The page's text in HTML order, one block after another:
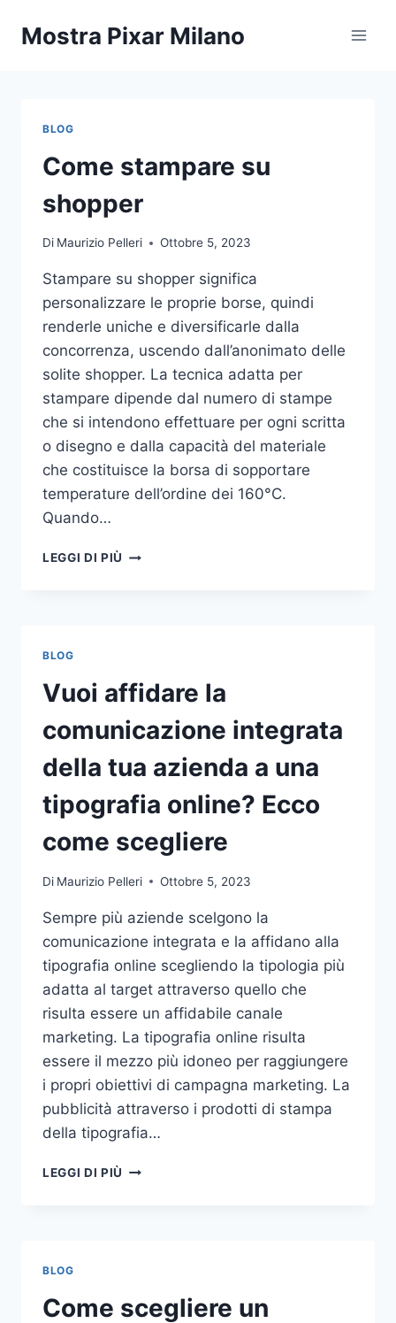
Mostra Pixar Milano
BLOG
Come stampare su
shopper
Di Maurizio Pelleri Ottobre 5, 2023
Stampare su shopper significa
personalizzare le proprie borse, quindi
renderle uniche e diversificarle dalla
concorrenza, uscendo dall’anonimato delle
solite shopper. La tecnica adatta per
stampare dipende dal numero di stampe
che si intendono effettuare per ogni scritta
o disegno e dalla capacità del materiale
che costituisce la borsa di sopportare
temperature dell’ordine dei 160°C.
Quando…
LEGGI DI PIÙ COME
BLOG
Vuoi affidare la
comunicazione integrata
della tua azienda a una
tipografia online? Ecco
come scegliere
Di Maurizio Pelleri Ottobre 5, 2023
Sempre più aziende scelgono la
comunicazione integrata e la affidano alla
tipografia online scegliendo la tipologia più
adatta al target attraverso quello che
risulta essere un affidabile canale
marketing. La tipografia online risulta
essere il mezzo più idoneo per raggiungere
i propri obiettivi di campagna marketing. La
pubblicità attraverso i prodotti di stampa
della tipografia…
LEGGI DI PIÙ VUOI
A
BLOG
Come scegliere un